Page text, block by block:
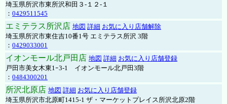
埼玉県所沢市東所沢和田３-１２-１
： 0429511545
エミテラス所沢店 地図 詳細 お気に入り店舗解除
埼玉県所沢市東住吉10番1号 エミテラス所沢 3階
： 0429033001
イオンモール北戸田店 地図 詳細 お気に入り店舗登録
戸田市美女木東1ｰ3‐1 イオンモール北戸田3階
： 0484300201
所沢北原店 地図 詳細 お気に入り店舗登録
埼玉県所沢市北原町1415-1 ザ・マーケットプレイス所沢北原2階